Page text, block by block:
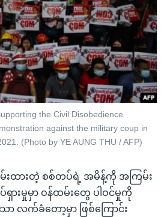
the Civil Disobedience
against the military coup in
(Photo by YE AUNG THU / AFP)
မ်းထားတဲ့ စစ်တပ်ရဲ့ အမိန့်ကို အကြမ်း
ားမှုမှာ ဝန်ထမ်းတွေ ပါဝင်မှုကို
လက်ခံတော့မှာ ဖြစ်ကြောင်း